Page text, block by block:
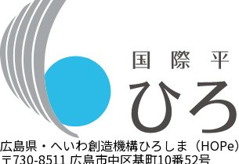
広島県・へいわ創造機構ひろしま（HOPe）
〒730-8511 広島市中区基町10番52号